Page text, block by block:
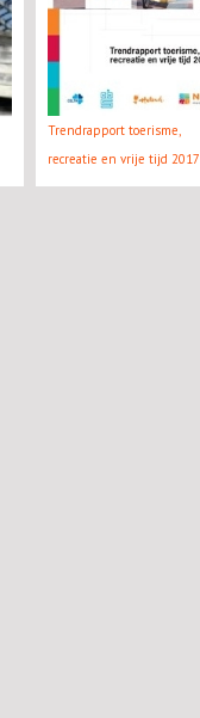
Trendrapport toerisme,
recreatie en vrije tijd 2017